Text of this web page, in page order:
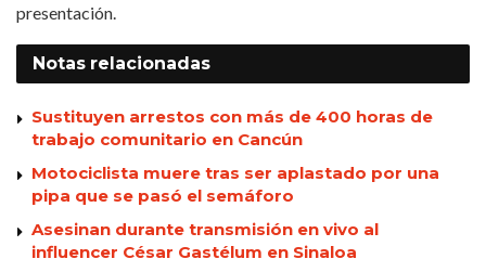
presentación.
Notas relacionadas
Sustituyen arrestos con más de 400 horas de
trabajo comunitario en Cancún
Motociclista muere tras ser aplastado por una
pipa que se pasó el semáforo
Asesinan durante transmisión en vivo al
influencer César Gastélum en Sinaloa